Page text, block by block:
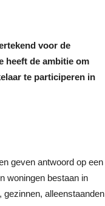
voor de
heeft de ambitie om
te participeren in
geven antwoord op een
woningen bestaan in
alleenstaanden